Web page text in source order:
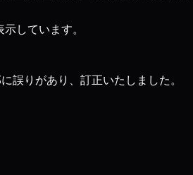
しています。
誤りがあり、訂正いたしました。